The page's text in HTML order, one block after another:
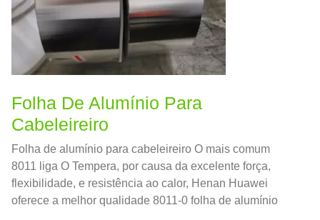
Folha De Alumínio Para
Cabeleireiro
Folha de alumínio para cabeleireiro O mais comum
8011 liga O Tempera, por causa da excelente força,
flexibilidade, e resistência ao calor, Henan Huawei
oferece a melhor qualidade 8011-0 folha de alumínio